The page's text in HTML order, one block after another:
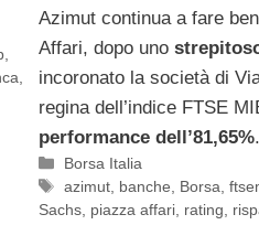
Azimut continua a fare
Affari, dopo uno
incoronato la società di
regina dell’indice FTSE
performance dell’81,65%.
Categorie
Borsa Italia
Tag
azimut banche Borsa ,
Sachs, piazza affari, rating